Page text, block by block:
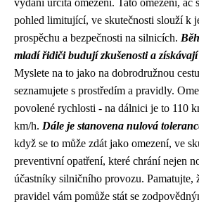
vydání určitá omezení. Tato omezení, ač
pohled limitující, ve skutečnosti slouží k
prospěchu a bezpečnosti na silnicích.
mladí řidiči budují zkušenosti a
Myslete na to jako na dobrodružnou
seznamujete s prostředím a pravidly.
povolené rychlosti - na dálnici je to 110
km/h. Dále je stanovena nulová
když se to může zdát jako omezení, ve
preventivní opatření, které chrání nejen
účastníky silničního provozu. Pamatujte,
pravidel vám pomůže stát se